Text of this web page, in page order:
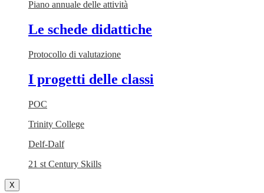
Piano annuale delle attività
Le schede didattiche
Protocollo di valutazione
I progetti delle classi
POC
Trinity College
Delf-Dalf
21 st Century Skills
X